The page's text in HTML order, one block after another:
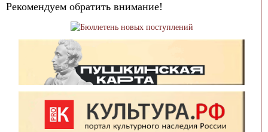
Рекомендуем обратить внимание!